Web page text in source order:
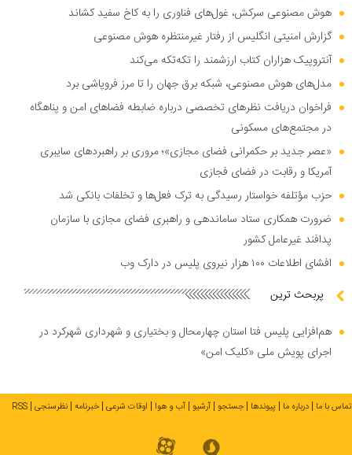
هوش مصنوعی سرکش، غول‌های فناوری را به کاخ سفید کشاند
گزارش امنیتی انگلیس از رفتار غیرمنتظره هوش مصنوعی
آنتروپیک هزاران کتاب ارزشمند را تکه‌تکه می‌کند
مدل‌های هوش مصنوعی، شبکه برق جهان را تا مرز فروپاشی برد
فراخوان دریافت نظر‌های تخصصی درباره ضابطه فضا‌های امن و پناهگاه
در مجتمع‌های مسکونی
«عصر جدید بر حکمرانی فضای مجازی»؛ مروری بر راهبرد‌های سایبری
آمریکا و رقابت در فضای فجازی
حزب مؤتلفه خواستار رسیدگی به ترک فعل‌ها و تخلفات بانکی شد
ضرورت همکاری ستاد ساماندهی و راهبری فضای مجازی با سازمان
پدافند غیرعامل کشور
افشای اطلاعات ۱۰۰ هزار نیروی پلیس در دارک وب
پربحث ترین
هم‌افزایی پلیس فتا استان چهارمحال و بختیاری و شهرداری شهرکرد در
اجرای پویش ملی «کلیک امن»
تماس با ما درباره ما پیوندها جستجو آرشیو آب و هوا اوقات شرعی خبرنامه نظرسنجی RSS